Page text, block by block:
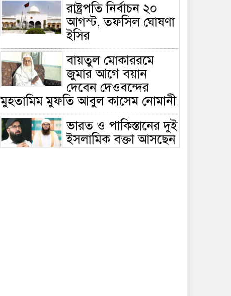
রাষ্ট্রপতি নির্বাচন ২০
আগস্ট, তফসিল ঘোষণা
ইসির
বায়তুল মোকাররমে
জুমার আগে বয়ান
দেবেন দেওবন্দের
মুহতামিম মুফতি আবুল কাসেম নোমানী
ভারত ও পাকিস্তানের দুই
ইসলামিক বক্তা আসছেন
বাংলাদেশে, ঢাকা-